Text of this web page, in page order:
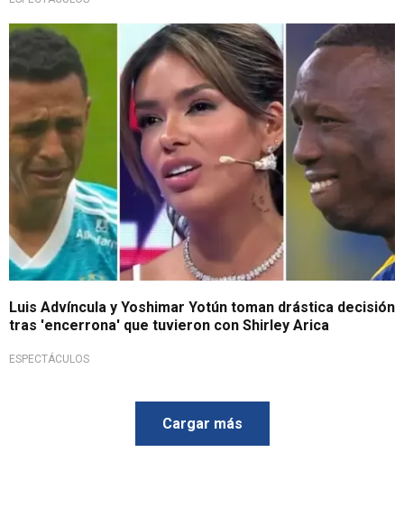
¿Asustados?
Luis Advíncula y Yoshimar Yotún toman drástica decisión
tras 'encerrona' que tuvieron con Shirley Arica
ESPECTÁCULOS
Cargar más